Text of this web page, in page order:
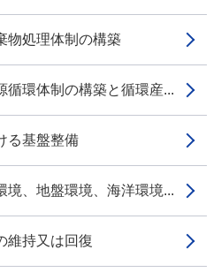
処理体制の構築
環体制の構築と循環産...
る基盤整備
、地盤環境、海洋環境...
持又は回復